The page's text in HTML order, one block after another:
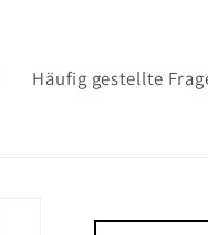
Häufig gestellte